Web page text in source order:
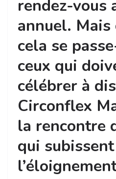
rendez-vous
annuel.
cela se
ceux qui
célébrer à
Circonflex
la rencontre
qui subissent